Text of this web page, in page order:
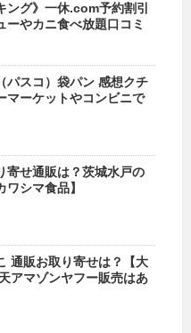
ング》一休.com予約割引
ーやカニ食べ放題口コミ
パスコ）袋パン 感想クチ
マーケットやコンビニで
寄せ通販は？茨城水戸の
ワシマ食品】
通販お取り寄せは？【大
アマゾンヤフー販売はあ